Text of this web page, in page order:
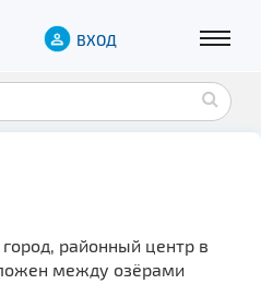
ВХОД
районный центр в
между озёрами